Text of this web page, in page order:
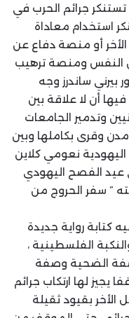
تستنكر جرائم الحرب في
استخدام معاداة
أو منصة دفاع عن
النفس ومنصة ترهيب
بيرني ساندرز وجه
أن لا علاقة بين
وتدمير الجامعات
وقرى بكاملها وبين
اليهودية نعومي كلاين
الفصح اليهودي
” سفر الحروج من
كتابة رواية جديدة
الفلسطينية ،
صفة الضحية وصفة
لها ارتكاب جرائم
بقيود ثقيلة